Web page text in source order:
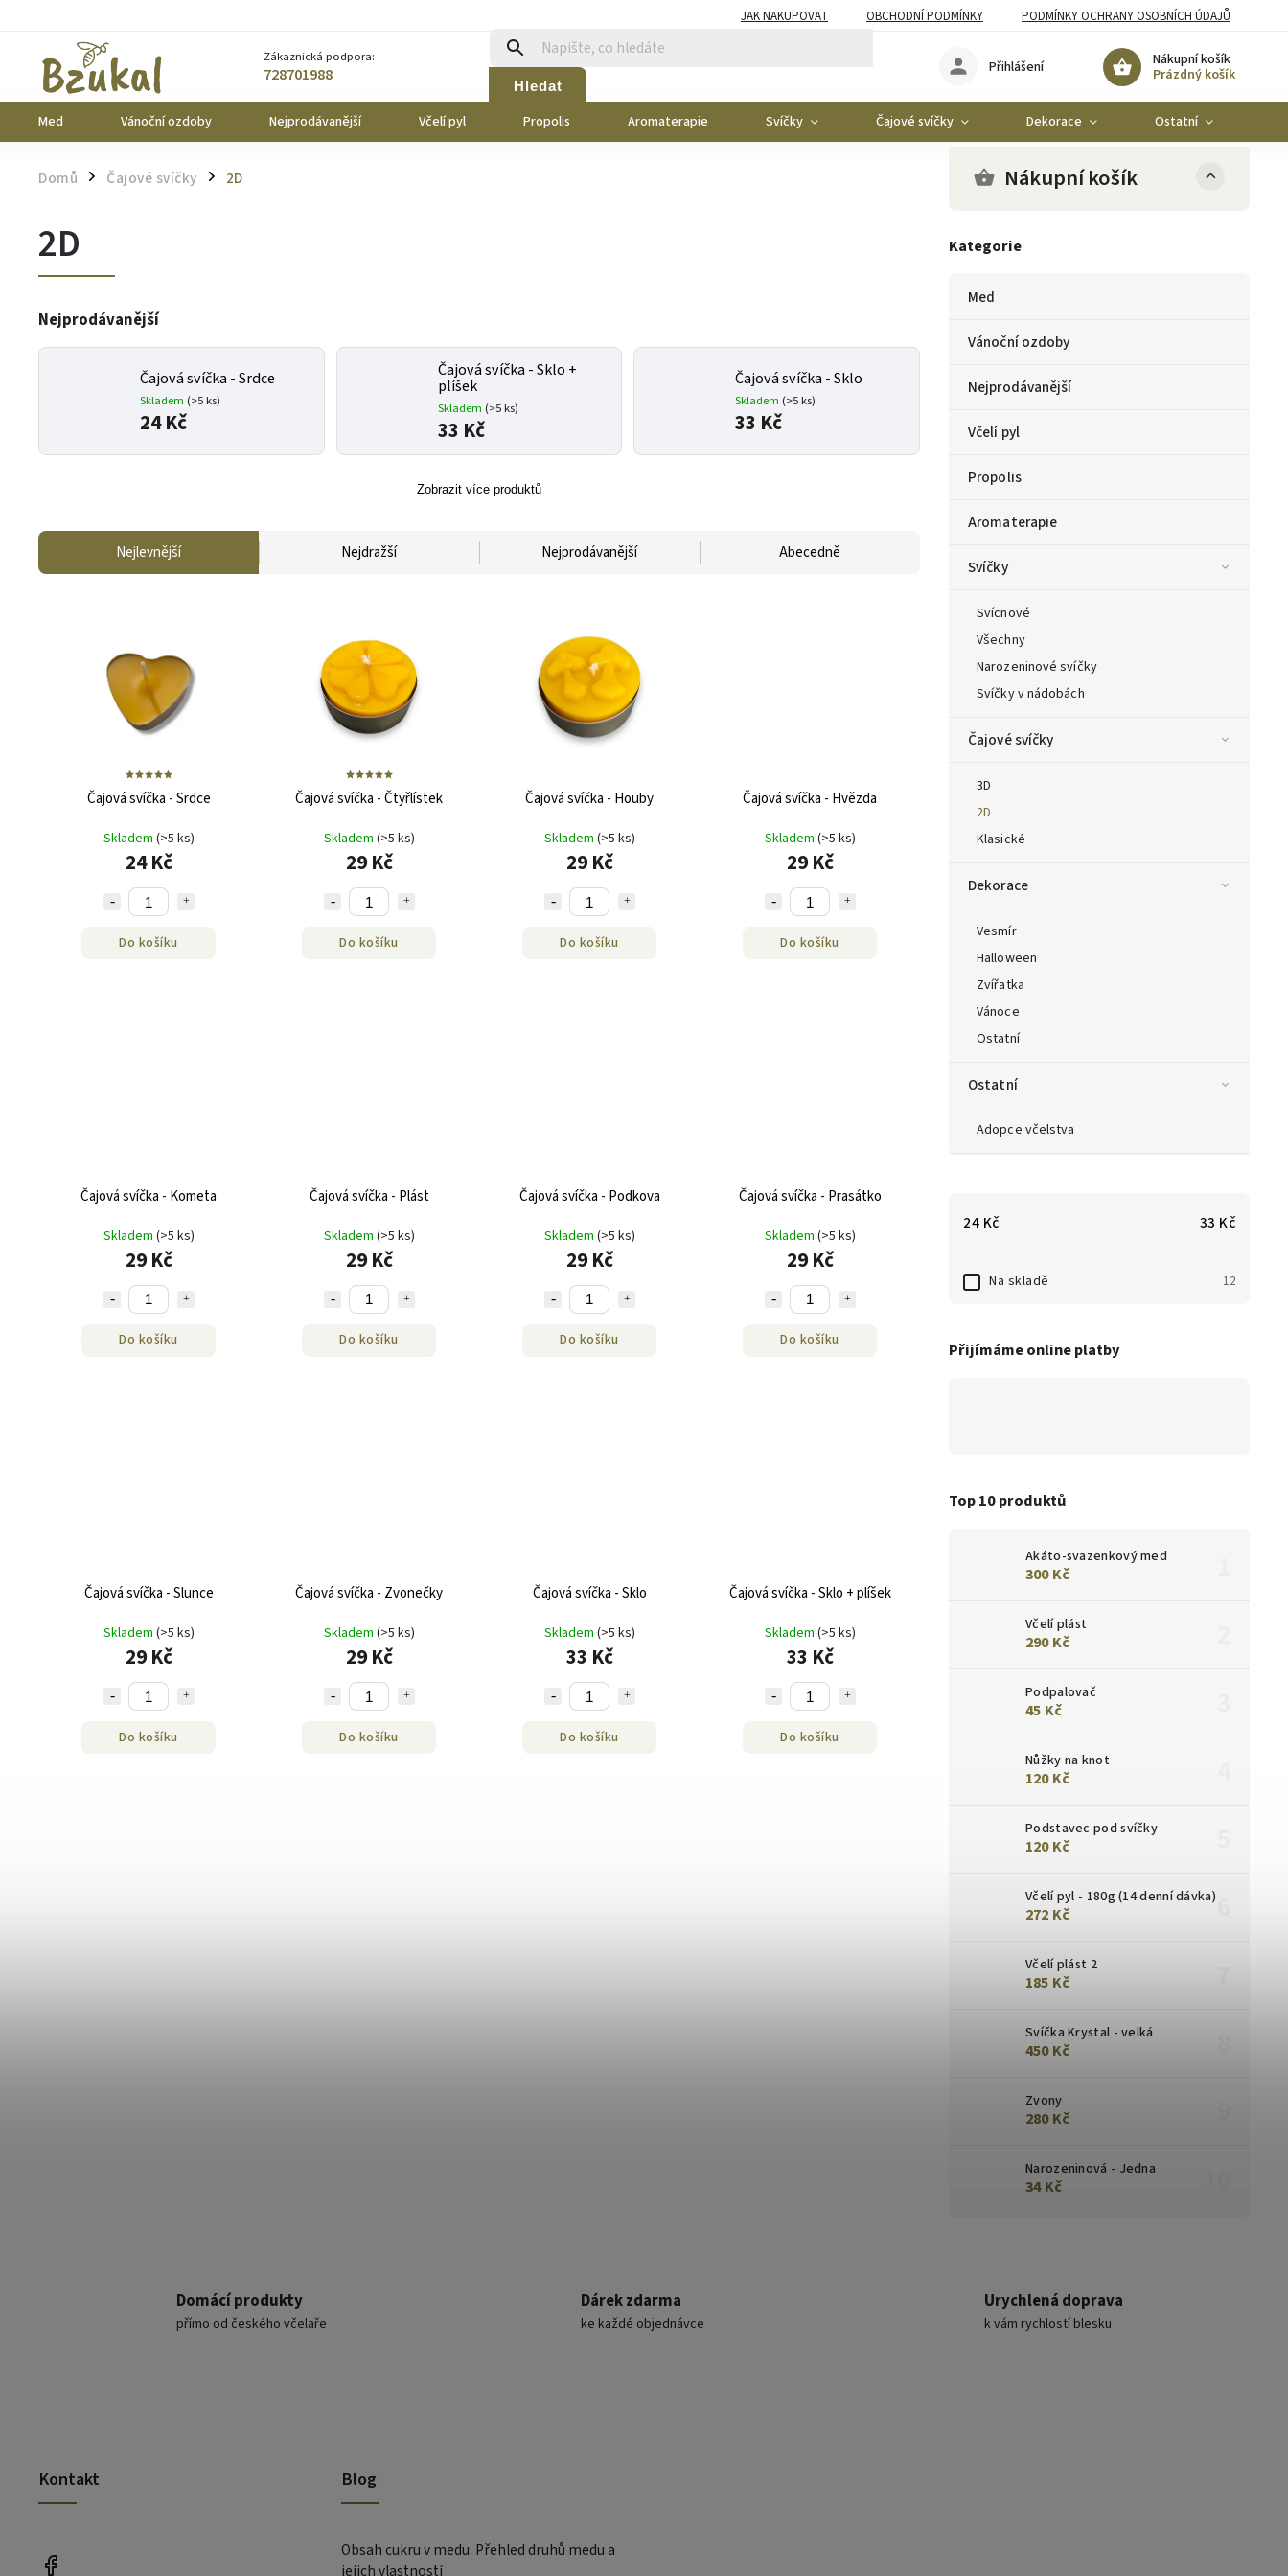
JAK NAKUPOVAT OBCHODNÍ PODMÍNKY PODMÍNKY OCHRANY OSOBNÍCH ÚDAJŮ
Zákaznická podpora:
728701988 Hledat
Nákupní košík
Prázdný košík
Přihlášení
Med Vánoční ozdoby Nejprodávanější Včelí pyl Propolis Aromaterapie Svíčky Čajové svíčky Dekorace Ostatní
Domů / Čajové svíčky / 2D Nákupní košík
Kategorie
Med
Vánoční ozdoby
Nejprodávanější
Včelí pyl
Propolis
Aromaterapie
Svíčky
Svícnové
Všechny
Narozeninové svíčky
Svíčky v nádobách
Čajové svíčky
3D
2D
Klasické
Dekorace
Vesmír
Halloween
Zvířatka
Vánoce
Ostatní
Ostatní
Adopce včelstva
24 Kč 33 Kč
Na skladě 12
Přijímáme online platby
Top 10 produktů
Akáto-svazenkový med
300 Kč
Včelí plást
290 Kč
Podpalovač
45 Kč
Nůžky na knot
120 Kč
Podstavec pod svíčky
120 Kč
Včelí pyl - 180g (14 denní dávka)
272 Kč
Včelí plást 2
185 Kč
Svíčka Krystal - velká
450 Kč
Zvony
280 Kč
Narozeninová - Jedna
34 Kč
2D
Nejprodávanější
Čajová svíčka - Srdce
Skladem (>5 ks)
24 Kč
Čajová svíčka - Sklo +
plíšek
Skladem (>5 ks)
33 Kč
Čajová svíčka - Sklo
Skladem (>5 ks)
33 Kč
Zobrazit více produktů
Nejlevnější Nejdražší Nejprodávanější Abecedně
Čajová svíčka - Srdce
Skladem (>5 ks)
24 Kč
Do košíku
Čajová svíčka - Čtyřlístek
Skladem (>5 ks)
29 Kč
Do košíku
Čajová svíčka - Houby
Skladem (>5 ks)
29 Kč
Do košíku
Čajová svíčka - Hvězda
Skladem (>5 ks)
29 Kč
Do košíku
Čajová svíčka - Kometa
Skladem (>5 ks)
29 Kč
Do košíku
Čajová svíčka - Plást
Skladem (>5 ks)
29 Kč
Do košíku
Čajová svíčka - Podkova
Skladem (>5 ks)
29 Kč
Do košíku
Čajová svíčka - Prasátko
Skladem (>5 ks)
29 Kč
Do košíku
Čajová svíčka - Slunce
Skladem (>5 ks)
29 Kč
Do košíku
Čajová svíčka - Zvonečky
Skladem (>5 ks)
29 Kč
Do košíku
Čajová svíčka - Sklo
Skladem (>5 ks)
33 Kč
Do košíku
Čajová svíčka - Sklo + plíšek
Skladem (>5 ks)
33 Kč
Do košíku
Domácí produkty
přímo od českého včelaře
Dárek zdarma
ke každé objednávce
Urychlená doprava
k vám rychlostí blesku
Kontakt Blog
Obsah cukru v medu: Přehled druhů medu a
jejich vlastností